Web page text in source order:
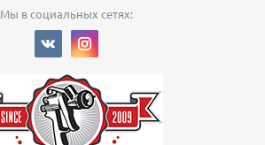
Мы в социальных сетях: